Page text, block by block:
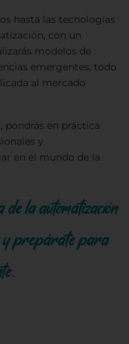
hasta las tecnologías
con un
modelos de
emergentes, todo
al mercado
pondrás en práctica
y
en el mundo de la
la automatización
y prepárate para